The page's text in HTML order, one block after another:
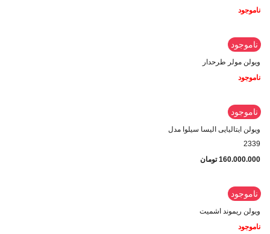
ناموجود
ناموجود
ویولن مولر طرحدار
ناموجود
ناموجود
ویولن ایتالیایی الیسا سیلوا مدل
2339
160.000.000 تومان
ناموجود
ویولن ریموند اشمیت
ناموجود